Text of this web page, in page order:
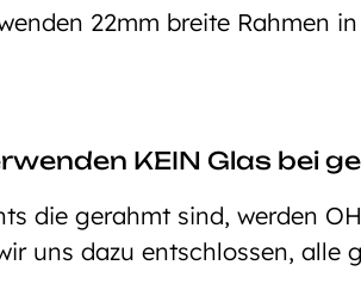
22mm breite Rahmen
KEIN Glas bei
die gerahmt sind, werden
uns dazu entschlossen, alle